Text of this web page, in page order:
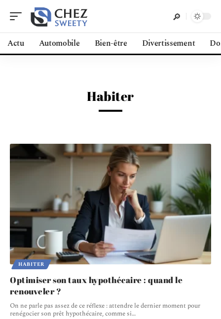
Actu Automobile Bien-être Divertissement
Habiter
HABITER
Optimiser son taux hypothécaire : quand le
renouveler ?
On ne parle pas assez de ce réflexe : attendre le dernier moment pour
renégocier son prêt hypothécaire, comme si…